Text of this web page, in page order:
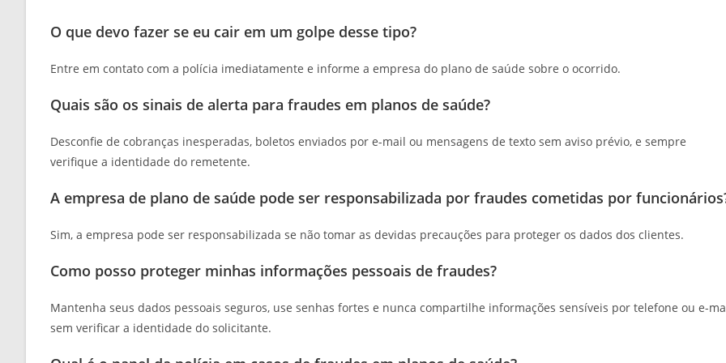
O que devo fazer se eu cair em um golpe desse tipo?
Entre em contato com a polícia imediatamente e informe a empresa do plano de saúde sobre o ocorrido.
Quais são os sinais de alerta para fraudes em planos de saúde?
Desconfie de cobranças inesperadas, boletos enviados por e-mail ou mensagens de texto sem aviso prévio, e sempre
verifique a identidade do remetente.
A empresa de plano de saúde pode ser responsabilizada por fraudes cometidas por
Sim, a empresa pode ser responsabilizada se não tomar as devidas precauções para proteger os dados dos clientes.
Como posso proteger minhas informações pessoais de fraudes?
Mantenha seus dados pessoais seguros, use senhas fortes e nunca compartilhe informações sensíveis por telefone ou e-
sem verificar a identidade do solicitante.